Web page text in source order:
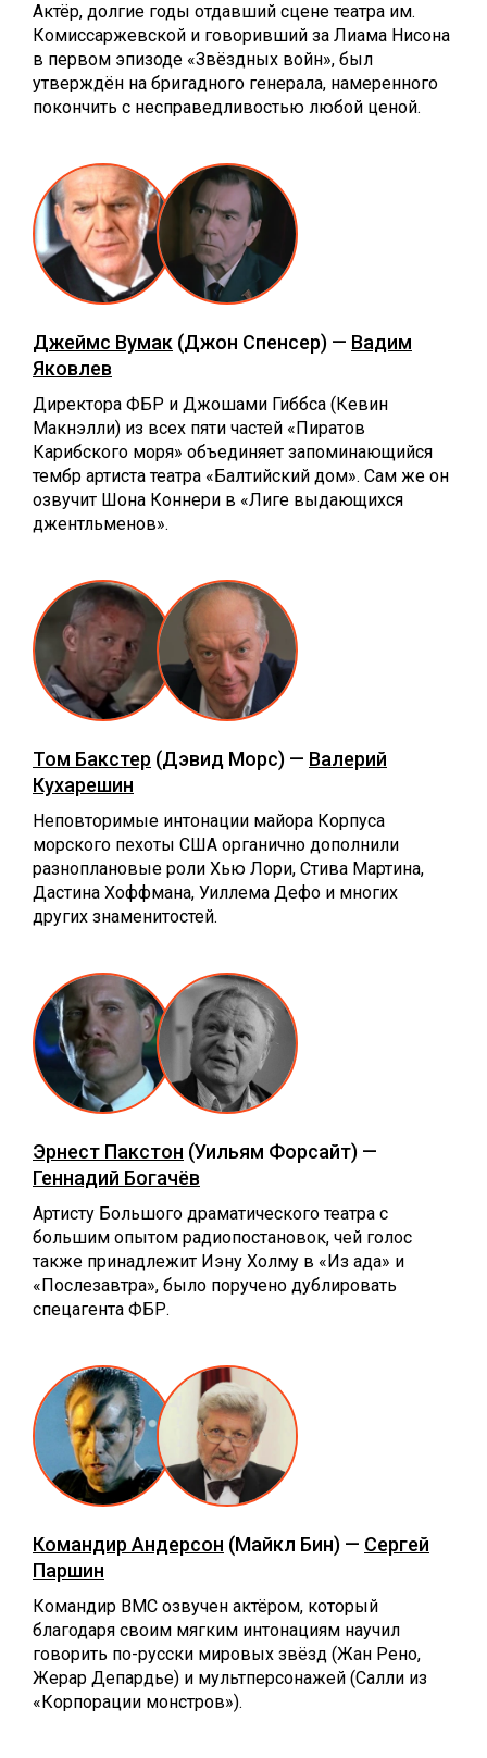
Актёр, долгие годы отдавший сцене театра им.
Комиссаржевской и говоривший за Лиама Нисона
в первом эпизоде «Звёздных войн», был
утверждён на бригадного генерала, намеренного
покончить с несправедливостью любой ценой.
Джеймс Вумак (Джон Спенсер) — Вадим
Яковлев
Директора ФБР и Джошами Гиббса (Кевин
Макнэлли) из всех пяти частей «Пиратов
Карибского моря» объединяет запоминающийся
тембр артиста театра «Балтийский дом». Сам же он
озвучит Шона Коннери в «Лиге выдающихся
джентльменов».
Том Бакстер (Дэвид Морс) — Валерий
Кухарешин
Неповторимые интонации майора Корпуса
морского пехоты США органично дополнили
разноплановые роли Хью Лори, Стива Мартина,
Дастина Хоффмана, Уиллема Дефо и многих
других знаменитостей.
Эрнест Пакстон (Уильям Форсайт) —
Геннадий Богачёв
Артисту Большого драматического театра с
большим опытом радиопостановок, чей голос
также принадлежит Иэну Холму в «Из ада» и
«Послезавтра», было поручено дублировать
спецагента ФБР.
Командир Андерсон (Майкл Бин) — Сергей
Паршин
Командир ВМС озвучен актёром, который
благодаря своим мягким интонациям научил
говорить по-русски мировых звёзд (Жан Рено,
Жерар Депардье) и мультперсонажей (Салли из
«Корпорации монстров»).